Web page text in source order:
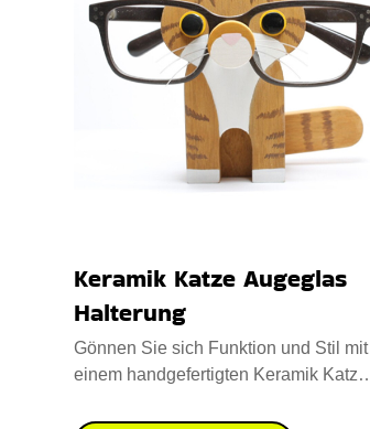
Keramik Katze Augeglas
Halterung
Gönnen Sie sich Funktion und Stil mit
einem handgefertigten Keramik Katze